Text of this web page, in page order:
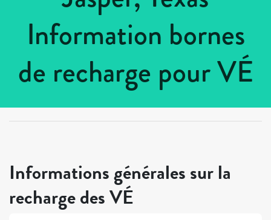
Information bornes
de recharge pour VÉ
États-Unis > Texas
Informations générales sur la
recharge des VÉ